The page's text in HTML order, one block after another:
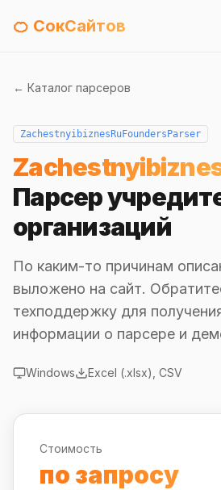
🍊 СокСайтов
← Каталог парсеров
ZachestnyibiznesRuFoundersParser
Парсер
организаций
По каким-то причинам
выложено на сайт.
техподдержку для
информации о парсере и
Windows Excel (.xlsx), CSV
Стоимость
по запросу